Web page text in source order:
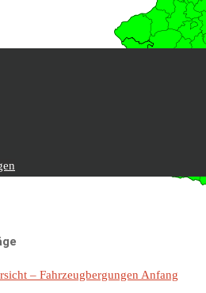
– Fahrzeugbergungen Anfang